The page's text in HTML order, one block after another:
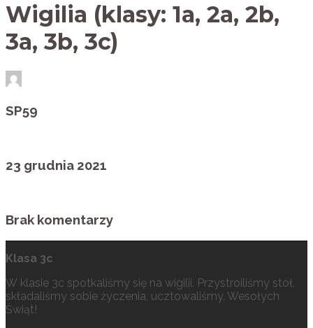
Wigilia (klasy: 1a, 2a, 2b,
3a, 3b, 3c)
SP59
23 grudnia 2021
Brak komentarzy
Klasa 3c
W klasie 3c spotkaliśmy się na wigilii. Przystroiliśmy stół,
składaliśmy sobie życzenia, ucztowaliśmy. Wesołych
Świąt!